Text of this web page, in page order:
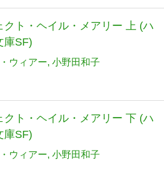
クト・ヘイル・メアリー 上 (ハ
庫SF)
ウィアー 小野田和子
クト・ヘイル・メアリー 下 (ハ
庫SF)
ウィアー 小野田和子